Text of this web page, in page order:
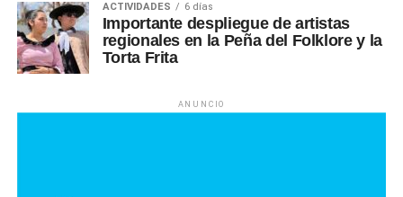
ACTIVIDADES 6 días
Importante despliegue de artistas
regionales en la Peña del Folklore y la
Torta Frita
ANUNCIO